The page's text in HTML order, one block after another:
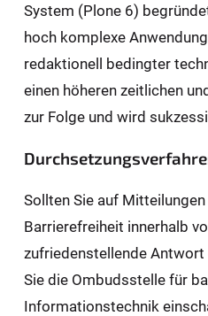
System (Plone 6)
hoch komplexe
redaktionell bedingter
einen höheren zeitlichen
zur Folge und wird
Sollten Sie auf
Barrierefreiheit innerhalb
zufriedenstellende Antwort
Sie die Ombudsstelle für
Informationstechnik